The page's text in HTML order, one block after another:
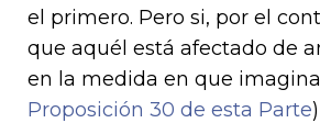
el primero. Pero si, por el
que aquél está afectado de
en la medida en que
Proposición 30 de esta Parte